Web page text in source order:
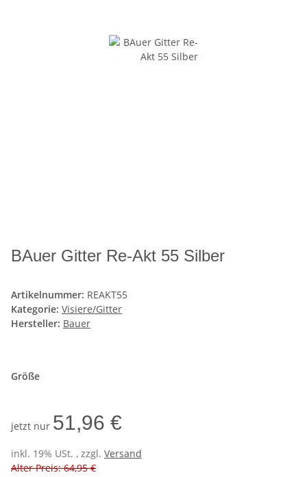
BAuer Gitter Re-Akt 55 Silber
Artikelnummer: REAKT55
Kategorie: Visiere/Gitter
Hersteller: Bauer
Größe
jetzt nur 51,96 €
inkl. 19% USt. , zzgl. Versand
Alter Preis: 64,95 €